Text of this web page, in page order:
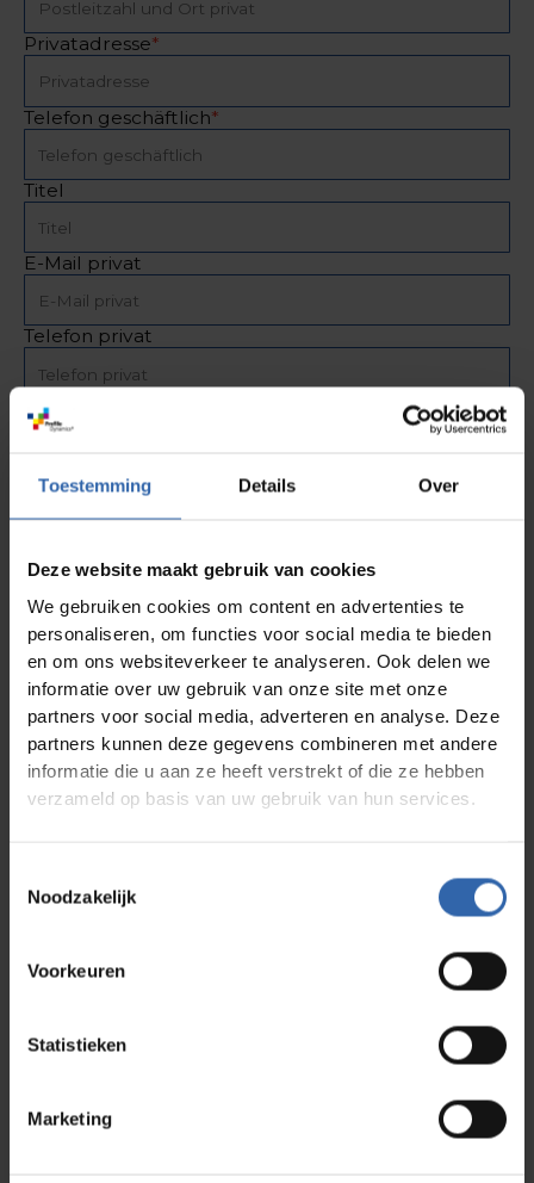
Toestemming Details Over
Deze website maakt gebruik van cookies
We gebruiken cookies om content en advertenties te
personaliseren, om functies voor social media te bieden
en om ons websiteverkeer te analyseren. Ook delen we
informatie over uw gebruik van onze site met onze
partners voor social media, adverteren en analyse. Deze
partners kunnen deze gegevens combineren met andere
informatie die u aan ze heeft verstrekt of die ze hebben
verzameld op basis van uw gebruik van hun services.
Noodzakelijk
Voorkeuren
Statistieken
Marketing
Privatadresse*
Telefon geschäftlich*
Titel
E-Mail privat
Telefon privat
Kostenstelle
Firma*
Postleitzahl + Ort *
Rechnungs-E-Mail-Adresse*
Geschäftsadresse*